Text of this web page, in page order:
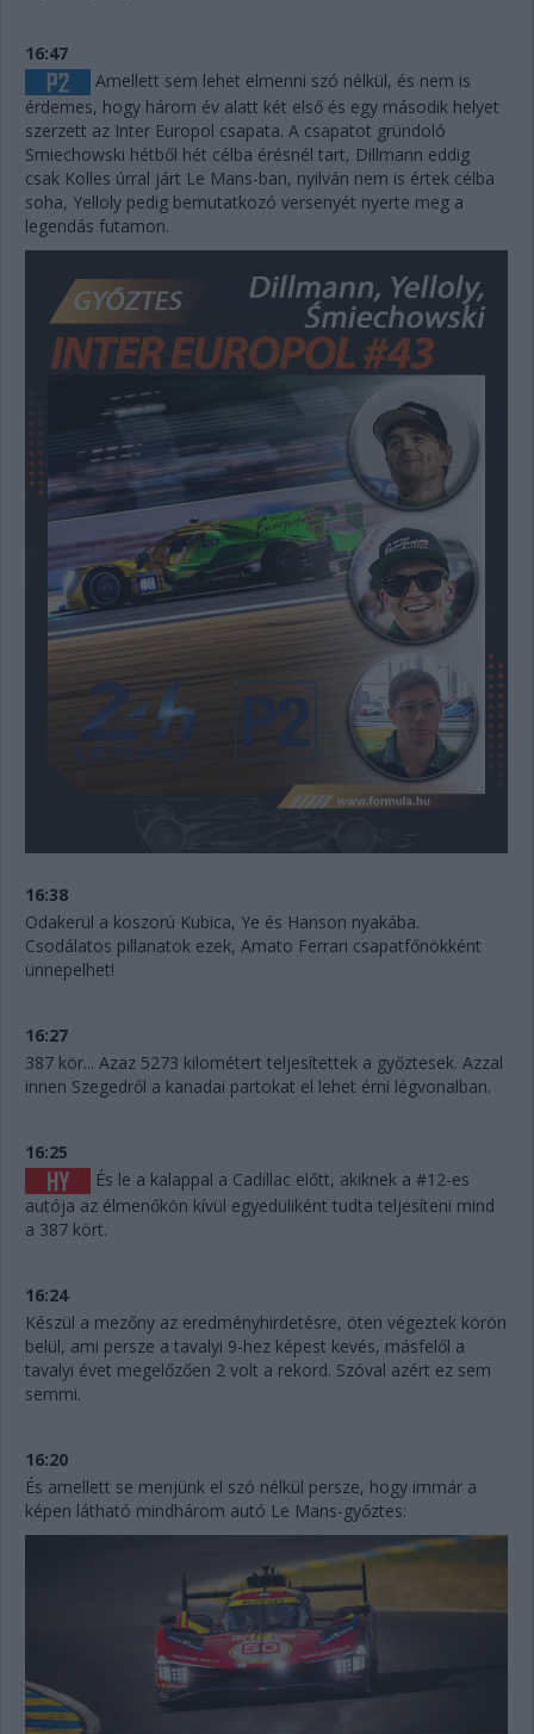
16:47
Amellett sem lehet elmenni szó nélkül, és nem is
érdemes, hogy három év alatt két első és egy második helyet
szerzett az Inter Europol csapata. A csapatot gründoló
Smiechowski hétből hét célba érésnél tart, Dillmann eddig
csak Kolles úrral járt Le Mans-ban, nyilván nem is értek célba
soha, Yelloly pedig bemutatkozó versenyét nyerte meg a
legendás futamon.
16:38
Odakerül a koszorú Kubica, Ye és Hanson nyakába.
Csodálatos pillanatok ezek, Amato Ferrari csapatfőnökként
ünnepelhet!
16:27
387 kör... Azaz 5273 kilométert teljesítettek a győztesek. Azzal
innen Szegedről a kanadai partokat el lehet érni légvonalban.
16:25
És le a kalappal a Cadillac előtt, akiknek a #12-es
autója az élmenőkön kívül egyedüliként tudta teljesíteni mind
a 387 kört.
16:24
Készül a mezőny az eredményhirdetésre, öten végeztek körön
belül, ami persze a tavalyi 9-hez képest kevés, másfelől a
tavalyi évet megelőzően 2 volt a rekord. Szóval azért ez sem
semmi.
16:20
És amellett se menjünk el szó nélkül persze, hogy immár a
képen látható mindhárom autó Le Mans-győztes: